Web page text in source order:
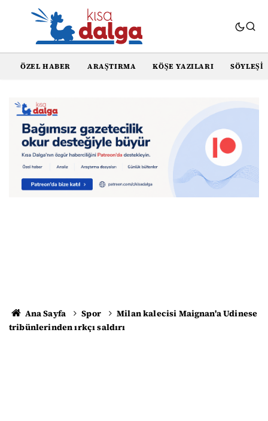
ÖZEL HABER ARAŞTIRMA KÖŞE YAZILARI SÖYLEŞI
Ana Sayfa Spor
Milan kalecisi Maignan'a Udinese
tribünlerinden ırkçı saldırı